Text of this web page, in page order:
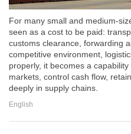
For many small and medium-
seen as a cost to be paid:
customs clearance, forwarding
competitive environment,
properly, it becomes a
markets, control cash flow,
deeply in supply chains.
English